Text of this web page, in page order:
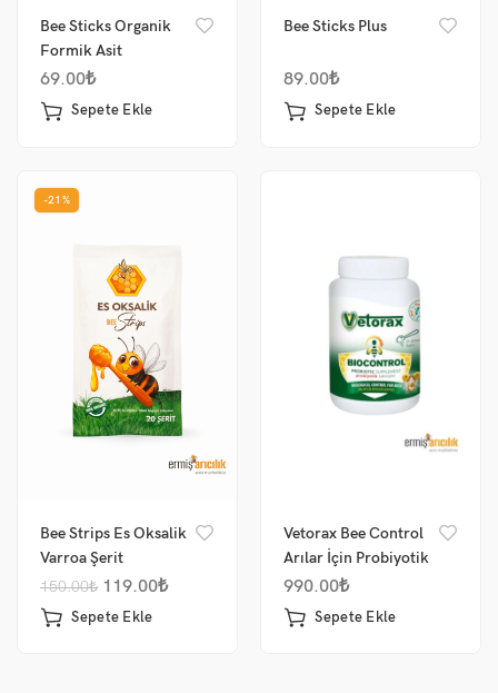
Bee Sticks Organik
Formik Asit
69.00₺
Sepete Ekle
Bee Sticks Plus
89.00₺
Sepete Ekle
-21%
Bee Strips Es Oksalik
Varroa Şerit
150.00₺ 119.00₺
Sepete Ekle
Vetorax Bee Control
Arılar İçin Probiyotik
Premiks 200 Gr.
990.00₺
Sepete Ekle